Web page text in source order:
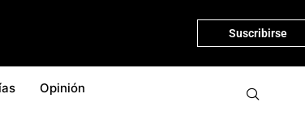
Suscribirse
Opinión